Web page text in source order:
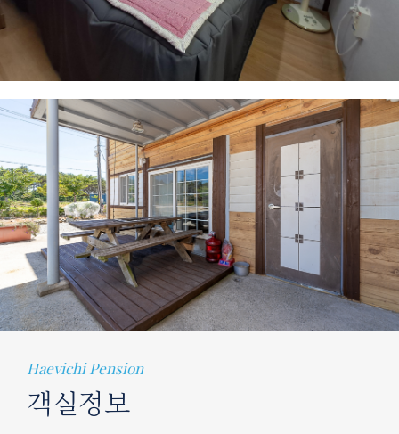
Haevichi Pension
객실정보